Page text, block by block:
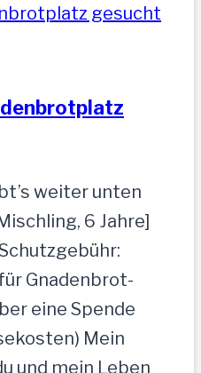
weiter unten
6 Jahre]
Gnadenbrot-
eine Spende
Mein
und mein Leben